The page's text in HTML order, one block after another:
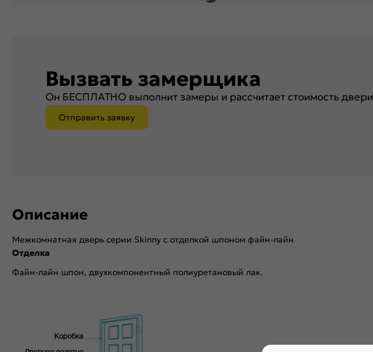
Вызвать замерщика
Он БЕСПЛАТНО выполнит замеры и рассчитает стоимость двери
Отправить заявку
Описание
Межкомнатная дверь серии Skinny с отделкой шпоном файн-лайн
Отделка
Файн-лайн шпон, двухкомпонентный полиуретановый лак.